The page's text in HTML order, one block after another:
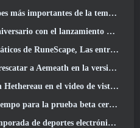
importantes de la temporada 7.5
el lanzamiento de Lunaria SS12 hoy
para RuneFest están a punto de salir a la venta
la versión de Wuthering Waves 3.3 Actualizar
previa del juego de lanzamiento de Neverness To Everness
para la prueba beta cerrada
electrónicos de 200.000 dólares